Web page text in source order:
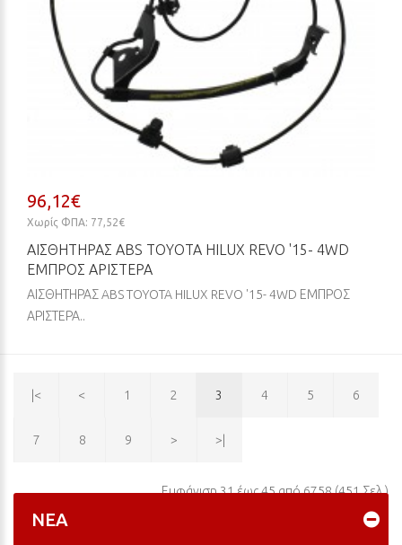
96,12€
Χωρίς ΦΠΑ: 77,52€
ΑΙΣΘΗΤΗΡΑΣ ABS TOYOTA HILUX REVO '15- 4WD
ΕΜΠΡΟΣ ΑΡΙΣΤΕΡΑ
ΑΙΣΘΗΤΗΡΑΣ ABS TOYOTA HILUX REVO '15- 4WD ΕΜΠΡΟΣ
ΑΡΙΣΤΕΡΑ..
|< < 1 2 3 4 5 6
7 8 9 > >|
Εμφάνιση 31 έως 45 από 6758 (451 Σελ.)
ΝΈΑ